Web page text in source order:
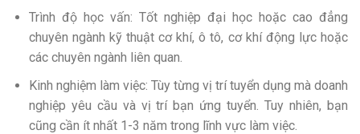
Trình độ học vấn: Tốt nghiệp đại học hoặc cao đẳng
chuyên ngành kỹ thuật cơ khí, ô tô, cơ khí động lực hoặc
các chuyên ngành liên quan.
Kinh nghiệm làm việc: Tùy từng vị trí tuyển dụng mà doanh
nghiệp yêu cầu và vị trí bạn ứng tuyển. Tuy nhiên, bạn
cũng cần ít nhất 1-3 năm trong lĩnh vực làm việc.